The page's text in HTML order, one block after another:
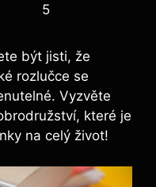
5
být jisti, že
rozlučce se
⁢Vyzvěte
které je​
na celý život!